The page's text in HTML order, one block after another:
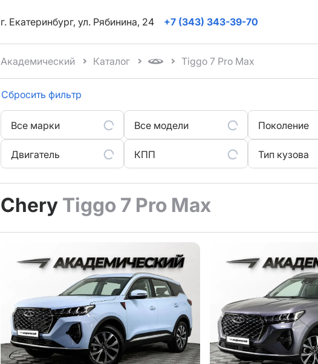
г. Екатеринбург, ул. Рябинина, 24 +7 (343) 343-39-70
Академический Каталог Tiggo 7 Pro Max
Сбросить фильтр
Все марки Все модели Поколение
Двигатель КПП Тип кузова
Chery Tiggo 7 Pro Max